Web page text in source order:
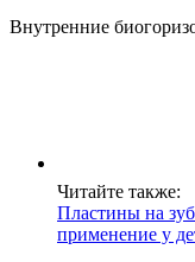
Внутренние
Читайте также:
Пластины на
применение у